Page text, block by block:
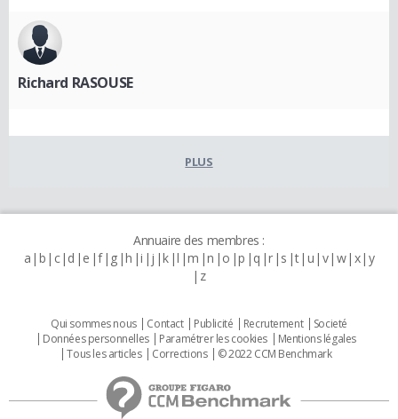
Richard RASOUSE
PLUS
Annuaire des membres :
a b c d e f g h i j k l m n o p q r s t u v w x y
z
Qui sommes nous Contact Publicité Recrutement
Societé
Données personnelles
Paramétrer les cookies
Mentions légales
Tous les articles
Corrections © 2022 CCM Benchmark